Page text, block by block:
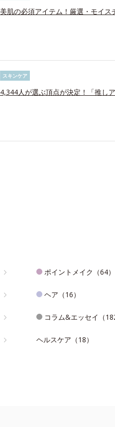
美肌の必須アイテム！厳選・モイス
スキンケア
4,344人が選ぶ頂点が決定！「推し
ポイントメイク（64）
ヘア（16）
コラム&エッセイ（182
ヘルスケア（18）